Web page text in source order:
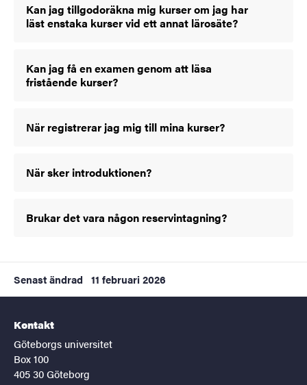
Kan jag tillgodoräkna mig kurser om jag har
läst enstaka kurser vid ett annat lärosäte?
Kan jag få en examen genom att läsa
fristående kurser?
När registrerar jag mig till mina kurser?
När sker introduktionen?
Brukar det vara någon reservintagning?
Senast ändrad 11 februari 2026
Kontakt
Göteborgs universitet
Box 100
405 30 Göteborg